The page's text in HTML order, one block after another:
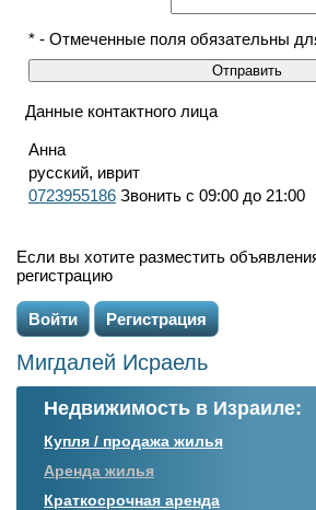
* - Отмеченные поля обязательны
Данные контактного лица
Анна
русский, иврит
0723955186 Звонить с 09:00 до 21:00
Если вы хотите разместить
регистрацию
Войти Регистрация
Мигдалей Исраель
Недвижимость в Израиле:
Купля / продажа жилья
Аренда жилья
Краткосрочная аренда